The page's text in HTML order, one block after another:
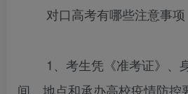
对口高考有哪些注意事项
1、考生凭《准考证》、
间、地点和承办高校疫情防控